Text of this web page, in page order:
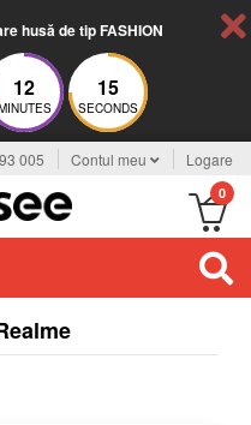
husă de tip FASHION
12 15
SECONDS
005 Contul meu Logare
0